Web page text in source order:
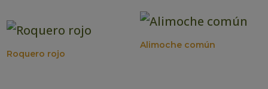
Roquero rojo
Alimoche común